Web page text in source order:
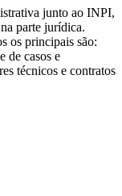
junto ao INPI,
parte jurídica.
os principais são:
de casos e
técnicos e contratos